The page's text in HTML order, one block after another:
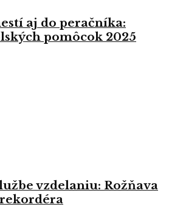
aj do peračníka:
pomôcok 2025
vzdelaniu: Rožňava